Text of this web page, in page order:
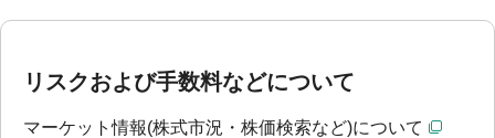
リスクおよび手数料などについて
マーケット情報(株式市況・株価検索など)について